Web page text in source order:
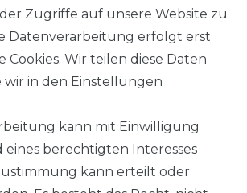
Zugriffe auf unsere Website zu
Datenverarbeitung erfolgt erst
Wir teilen diese Daten
wir in den Einstellungen
kann mit Einwilligung
berechtigten Interesses
kann erteilt oder
Barrierefreiheitserklärung
Widerrufs­recht